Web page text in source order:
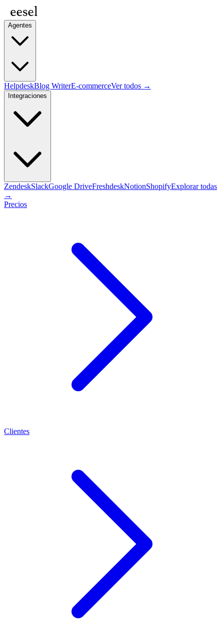
Agentes
HelpdeskBlog WriterE-commerceVer todos →
Integraciones
ZendeskSlackGoogle DriveFreshdeskNotionShopifyExplorar todas
→
Precios
Clientes